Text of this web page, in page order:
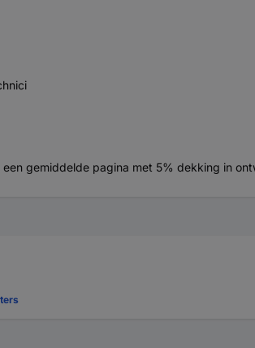
gemiddelde pagina met 5% dekking in